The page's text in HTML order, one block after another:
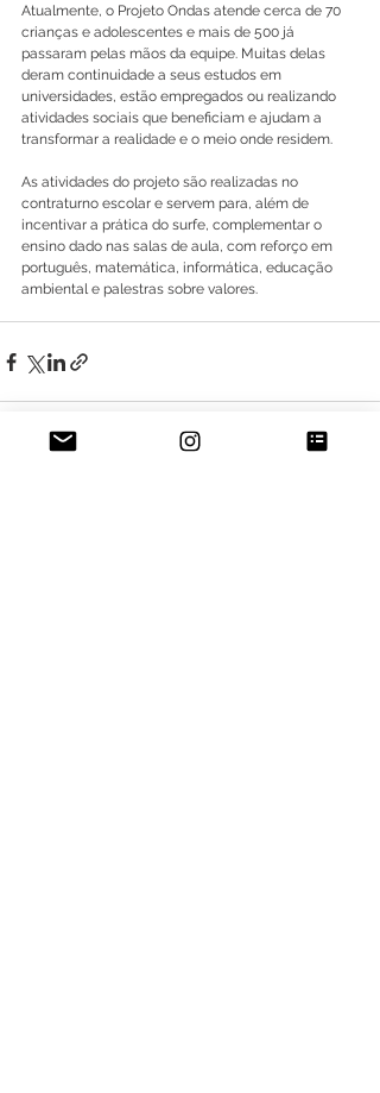
Atualmente, o Projeto Ondas atende cerca de 70
crianças e adolescentes e mais de 500 já
passaram pelas mãos da equipe. Muitas delas
deram continuidade a seus estudos em
universidades, estão empregados ou realizando
atividades sociais que beneficiam e ajudam a
transformar a realidade e o meio onde residem.
As atividades do projeto são realizadas no
contraturno escolar e servem para, além de
incentivar a prática do surfe, complementar o
ensino dado nas salas de aula, com reforço em
português, matemática, informática, educação
ambiental e palestras sobre valores.